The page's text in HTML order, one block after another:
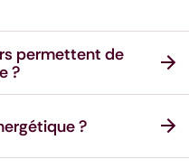
permettent de
?
?